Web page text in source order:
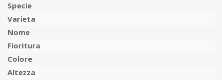
Specie
Varieta
Nome
Fioritura
Colore
Altezza